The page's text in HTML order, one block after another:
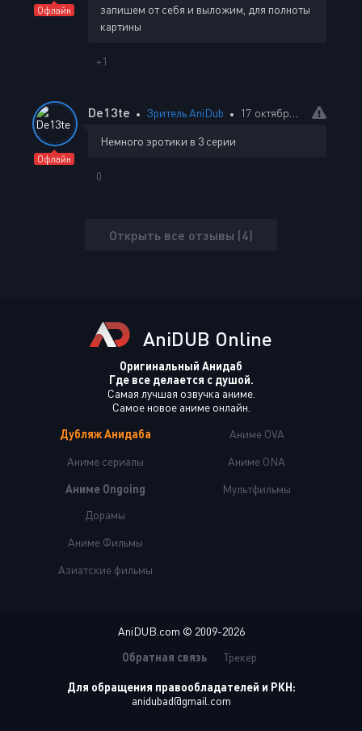
Офлайн
запишем от себя и выложим, для полноты
картины
+1
Офлайн
De13te Зритель AniDub 17 октября 2025 18:35
Немного эротики в 3 серии
0
Открыть все отзывы (4)
AniDUB Online
Оригинальный Анидаб
Где все делается с душой.
Самая лучшая озвучка аниме.
Самое новое аниме онлайн.
Дубляж Анидаба
Аниме сериалы
Аниме Ongoing
Аниме OVA
Аниме ONA
Мультфильмы
Дорамы
Аниме Фильмы
Азиатские фильмы
AniDUB.com © 2009-2026
Обратная связь
Трекер
Для обращения правообладателей и РКН:
anidubad@gmail.com